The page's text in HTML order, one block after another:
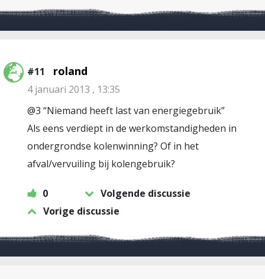
#11 roland
4 januari 2013 , 13:35
@3 “Niemand heeft last van energiegebruik”
Als eens verdiept in de werkomstandigheden in
ondergrondse kolenwinning? Of in het
afval/vervuiling bij kolengebruik?
0
Volgende discussie
Vorige discussie